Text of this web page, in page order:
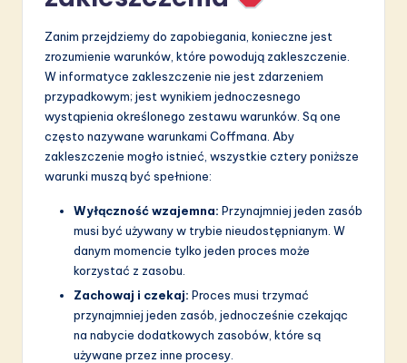
Zanim przejdziemy do zapobiegania, konieczne jest
zrozumienie warunków, które powodują zakleszczenie.
W informatyce zakleszczenie nie jest zdarzeniem
przypadkowym; jest wynikiem jednoczesnego
wystąpienia określonego zestawu warunków. Są one
często nazywane warunkami Coffmana. Aby
zakleszczenie mogło istnieć, wszystkie cztery poniższe
warunki muszą być spełnione:
Wyłączność wzajemna: Przynajmniej jeden zasób
musi być używany w trybie nieudostępnianym. W
danym momencie tylko jeden proces może
korzystać z zasobu.
Zachowaj i czekaj: Proces musi trzymać
przynajmniej jeden zasób, jednocześnie czekając
na nabycie dodatkowych zasobów, które są
używane przez inne procesy.